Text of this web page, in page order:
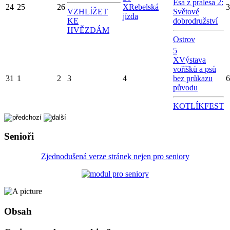
24 25 26
VZHLÍŽET
KE
HVĚZDÁM
XRebelská
jízda
Esa z pralesa 2:
Světové
dobrodružství
Ostrov
31 1 2 3 4
5
XVýstava
voříšků a psů
bez průkazu
původu
KOTLÍKFEST
6
Senioři
Zjednodušená verze stránek nejen pro seniory
Obsah